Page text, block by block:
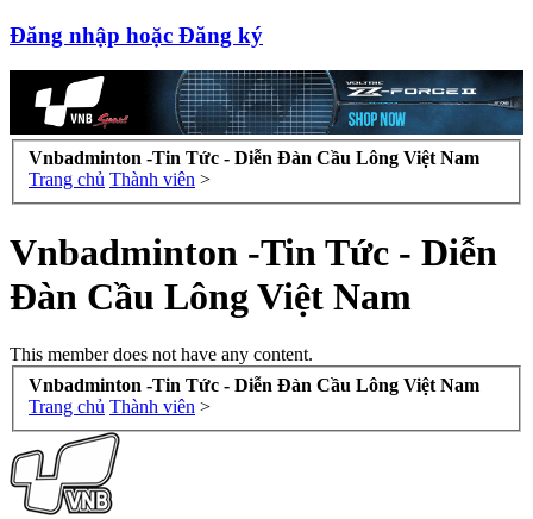
Đăng nhập hoặc Đăng ký
Vnbadminton -Tin Tức - Diễn Đàn Cầu Lông Việt Nam
Trang chủ Thành viên >
Vnbadminton -Tin Tức - Diễn
Đàn Cầu Lông Việt Nam
This member does not have any content.
Vnbadminton -Tin Tức - Diễn Đàn Cầu Lông Việt Nam
Trang chủ Thành viên >